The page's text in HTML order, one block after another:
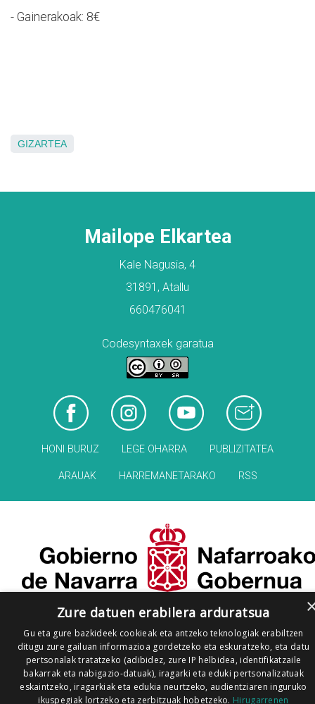
- Gainerakoak: 8€
GIZARTEA
Mailope Elkartea
Kale Nagusia, 4
31891, Atallu
660476041
Codesyntaxek garatua
HONI BURUZ LEGE OHARRA PUBLIZITATEA
ARAUAK HARREMANETARAKO RSS
Zure datuen erabilera arduratsua
Gu eta gure bazkideek cookieak eta antzeko teknologiak erabiltzen
ditugu zure gailuan informazioa gordetzeko eta eskuratzeko, eta datu
pertsonalak tratatzeko (adibidez, zure IP helbidea, identifikatzaile
bakarrak eta nabigazio-datuak), iragarki eta eduki pertsonalizatuak
eskaintzeko, iragarkiak eta edukia neurtzeko, audientziaren inguruko
ikuspegiak lortzeko eta zerbitzuak hobetzeko. Hirugarrenen